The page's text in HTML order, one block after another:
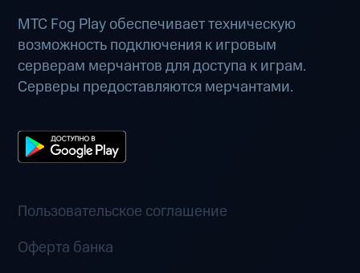
МТС Fog Play обеспечивает техническую
возможность подключения к игровым
серверам мерчантов для доступа к играм.
Серверы предоставляются мерчантами.
Пользовательское соглашение
Оферта банка